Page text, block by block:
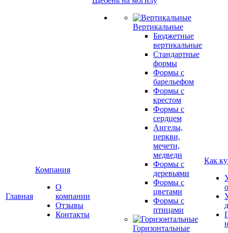
Главная
Компания
О
компании
Отзывы
Контакты
Вертикальные
Бюджетные
вертикальные
Стандартные
формы
Формы с
барельефом
Формы с
крестом
Формы с
сердцем
Ангелы,
церкви,
мечети,
медведи
Формы с
деревьями
Формы с
цветами
Формы с
птицами
Горизонтальные
Как